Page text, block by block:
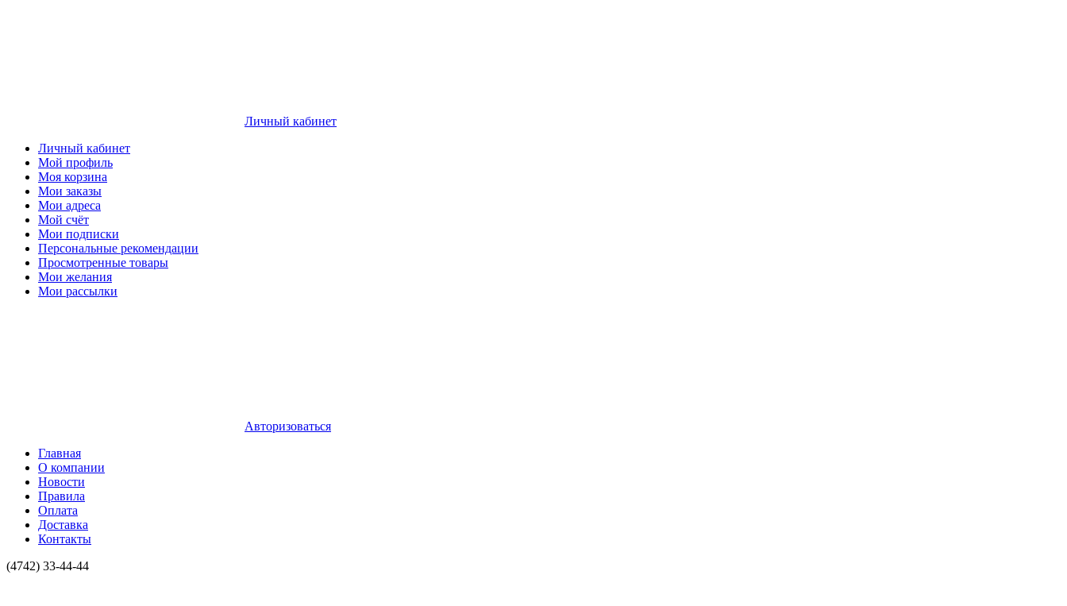
Личный кабинет
Личный кабинет
Мой профиль
Моя корзина
Мои заказы
Мои адреса
Мой счёт
Мои подписки
Персональные рекомендации
Просмотренные товары
Мои желания
Мои рассылки
Авторизоваться
Главная
О компании
Новости
Правила
Оплата
Доставка
Контакты
(4742) 33-44-44